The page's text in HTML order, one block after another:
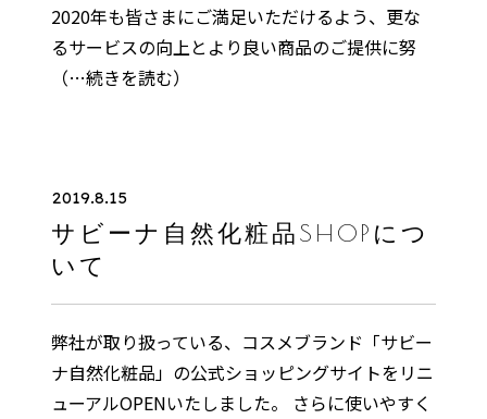
2020年も皆さまにご満足いただけるよう、更な
るサービスの向上とより良い商品のご提供に努
（…続きを読む）
2019.8.15
サビーナ自然化粧品SHOPにつ
いて
弊社が取り扱っている、コスメブランド「サビー
ナ自然化粧品」の公式ショッピングサイトをリニ
ューアルOPENいたしました。 さらに使いやすく